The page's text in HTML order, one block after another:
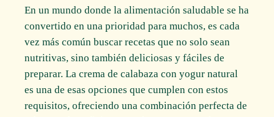
En un mundo donde la alimentación saludable se ha
convertido en una prioridad para muchos, es cada
vez más común buscar recetas que no solo sean
nutritivas, sino también deliciosas y fáciles de
preparar. La crema de calabaza con yogur natural
es una de esas opciones que cumplen con estos
requisitos, ofreciendo una combinación perfecta de